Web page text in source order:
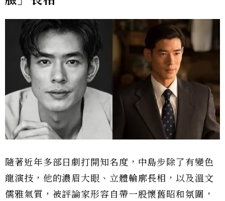
隨著近年多部日劇打開知名度，中島步除了有變色
龍演技，他的濃眉大眼、立體輪廓長相，以及溫文
儒雅氣質，被評論家形容自帶一股懷舊昭和氛圍，